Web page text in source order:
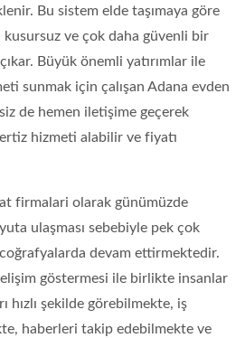
Bu sistem elde taşımaya göre
kusursuz ve çok daha güvenli bir
Büyük önemli yatırımlar ile
sunmak için çalışan Adana evden
de hemen iletişime geçerek
hizmeti alabilir ve fiyatı
firmalari olarak günümüzde
ulaşması sebebiyle pek çok
coğrafyalarda devam ettirmektedir.
göstermesi ile birlikte insanlar
hızlı şekilde görebilmekte, iş
haberleri takip edebilmekte ve